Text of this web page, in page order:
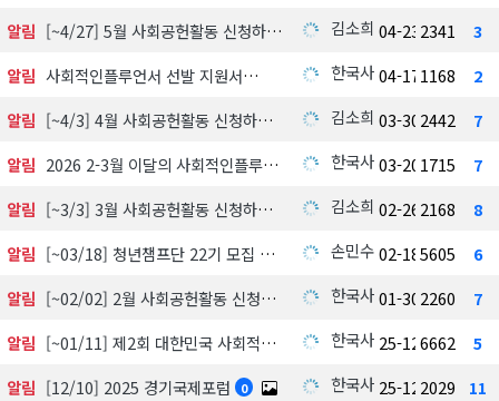
알림
[~4/27] 5월 사회공헌활동 신청하기 김소희 04-23 2341
3
알림
사회적인플루언서 선발 지원서 한국사회공헌협회
04-17 1168
2
알림
[~4/3] 4월 사회공헌활동 신청하기 김소희 03-30 2442
7
알림
2026 2-3월 이달의 사회적인플루언서 선정 발표 한국사회공헌협회
03-20 1715
7
알림
[~3/3] 3월 사회공헌활동 신청하기 김소희 02-26 2168
8
알림
[~03/18] 청년챔프단 22기 모집 中 손민수02-18 5605
6
알림
[~02/02] 2월 사회공헌활동 신청하기 한국사회공헌협회
01-30 2260
7
알림
[~01/11] 제2회 대한민국 사회적가치 시상식 수상 후보자 공모 및 심사 한국사회공헌협회
25-12-18
6662
5
알림 [12/10] 2025 경기국제포럼 0 한국사회공헌협회
25-12-03
2029
11